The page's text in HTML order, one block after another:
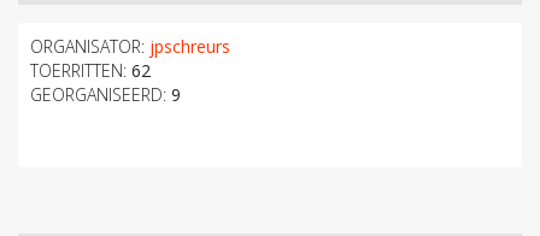
ORGANISATOR: jpschreurs
TOERRITTEN: 62
GEORGANISEERD: 9